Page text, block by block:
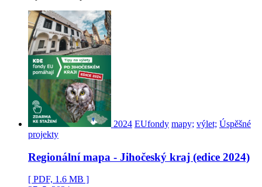
2024 EUfondy mapy; výlet; Úspěšné
projekty
Regionální mapa - Jihočeský kraj (edice 2024)
[ PDF, 1.6 MB ]